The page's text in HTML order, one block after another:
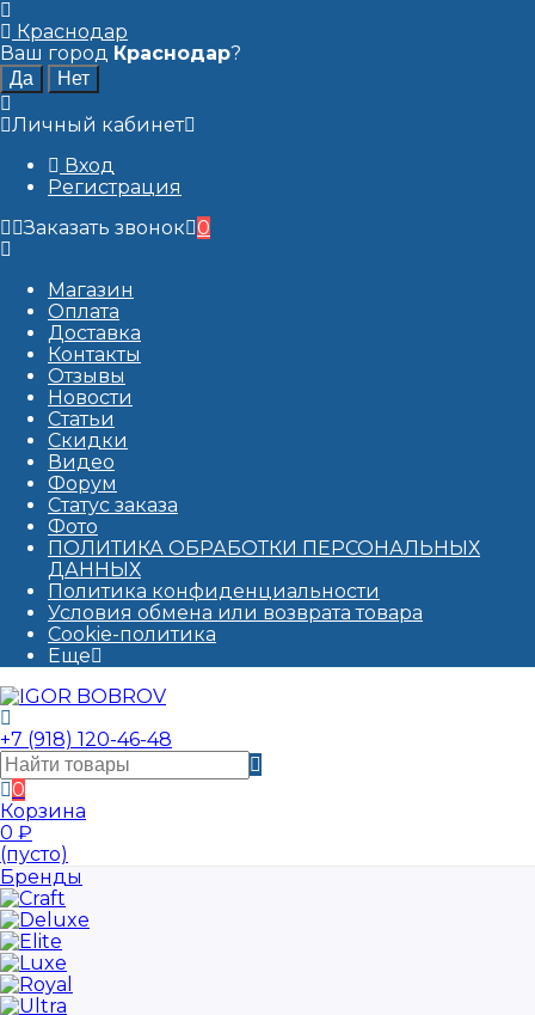
Краснодар
Ваш город Краснодар?
Личный кабинет
Вход
Регистрация
Заказать звонок
0
Магазин
Оплата
Доставка
Контакты
Отзывы
Новости
Статьи
Скидки
Видео
Форум
Статус заказа
Фото
ПОЛИТИКА ОБРАБОТКИ ПЕРСОНАЛЬНЫХ
ДАННЫХ​
Политика конфиденциальности
Условия обмена или возврата товара
Cookie-политика
Еще
+7 (918) 120-46-48
0
Корзина
0 ₽
(пусто)
Бренды